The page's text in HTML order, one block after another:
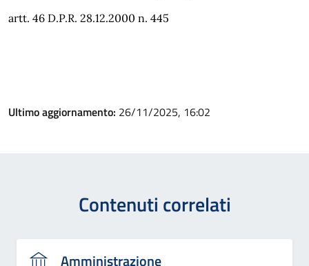
artt. 46 D.P.R. 28.12.2000 n. 445
Ultimo aggiornamento: 26/11/2025, 16:02
Contenuti correlati
Amministrazione